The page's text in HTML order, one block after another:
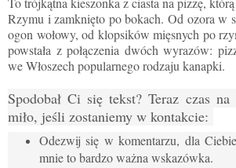
Rzymu i zamknięto po bokach. Od ozora w
ogon wołowy, od klopsików mięsnych po
powstała z połączenia dwóch wyrazów:
we Włoszech popularnego rodzaju kanapki.
Spodobał Ci się tekst? Teraz czas
miło, jeśli zostaniemy w kontakcie:
Odezwij się w komentarzu, dla
mnie to bardzo ważna wskazówka.